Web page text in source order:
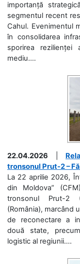
importanță
segmentul recent
Cahul. Evenimentul
în consolidarea
sporirea rezilienței
mediu....
22.04.2026
tronsonul Prut-2 –
La 22 aprilie 2026,
din Moldova”
tronsonul Prut-2
(România), marcând
de reconectare a
două state,
logistic al regiunii....